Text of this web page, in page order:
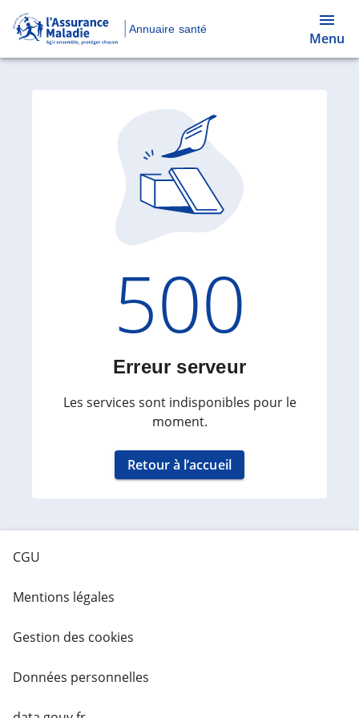
Annuaire santé
Menu
Code
500
Erreur serveur
Les services sont indisponibles pour le
moment.
Retour à l’accueil
CGU
Mentions légales
Gestion des cookies
Données personnelles